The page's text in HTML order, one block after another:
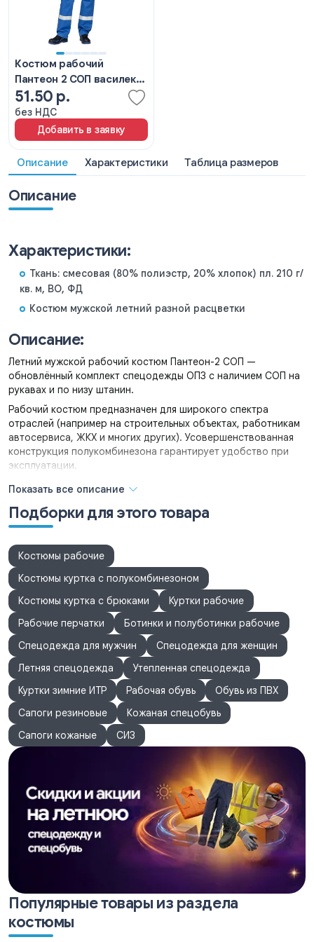
Костюм рабочий
Пантеон 2 СОП василек/
темно-синий
51.50 р.
без НДС
Добавить в заявку
Описание Характеристики Таблица размеров
Описание
Характеристики:
Ткань: смесовая (80% полиэстр, 20% хлопок) пл. 210 г/
кв. м, ВО, ФД
Костюм мужской летний разной расцветки
Описание:
Летний мужской рабочий костюм Пантеон-2 СОП —
обновлённый комплект спецодежды ОПЗ с наличием СОП на
рукавах и по низу штанин.
Рабочий костюм предназначен для широкого спектра
отраслей (например на строительных объектах, работникам
автосервиса, ЖКХ и многих других). Усовершенствованная
конструкция полукомбинезона гарантирует удобство при
эксплуатации.
Комплектация: куртка, полукомбинезон.
Куртка: укороченная прямого силуэта, пояс регулируемый
при помощи пат и пуговиц, супатная бортовая застежка на
Рукава втачные одношовные с манжетами, по низу СОП.
Воротник отложной.
Предусмотрена возможность нанесения логотипа в большом
размере на спинке.
Полукомбинезон: прямого силуэта, бретели на резинках
регулируются фастексами.
Карманы: боковые и нагрудный. По низу штанин настрочены
СОП.
Сигнальные элементы: СОП 50 мм.
Показать все описание
Подборки для этого товара
Костюмы рабочие
Костюмы куртка с полукомбинезоном
Костюмы куртка с брюками
Куртки рабочие
Рабочие перчатки
Ботинки и полуботинки рабочие
Спецодежда для мужчин
Спецодежда для женщин
Летняя спецодежда
Утепленная спецодежда
Куртки зимние ИТР
Рабочая обувь
Обувь из ПВХ
Сапоги резиновые
Кожаная спецобувь
Сапоги кожаные
СИЗ
Популярные товары из раздела
костюмы